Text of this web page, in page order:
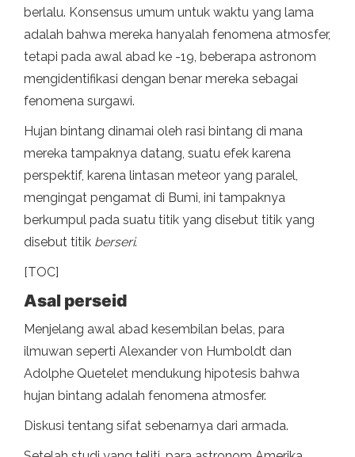
berlalu. Konsensus umum untuk waktu yang lama
adalah bahwa mereka hanyalah fenomena atmosfer,
tetapi pada awal abad ke -19, beberapa astronom
mengidentifikasi dengan benar mereka sebagai
fenomena surgawi.
Hujan bintang dinamai oleh rasi bintang di mana
mereka tampaknya datang, suatu efek karena
perspektif, karena lintasan meteor yang paralel,
mengingat pengamat di Bumi, ini tampaknya
berkumpul pada suatu titik yang disebut titik yang
disebut titik berseri.
[TOC]
Asal perseid
Menjelang awal abad kesembilan belas, para
ilmuwan seperti Alexander von Humboldt dan
Adolphe Quetelet mendukung hipotesis bahwa
hujan bintang adalah fenomena atmosfer.
Diskusi tentang sifat sebenarnya dari armada.